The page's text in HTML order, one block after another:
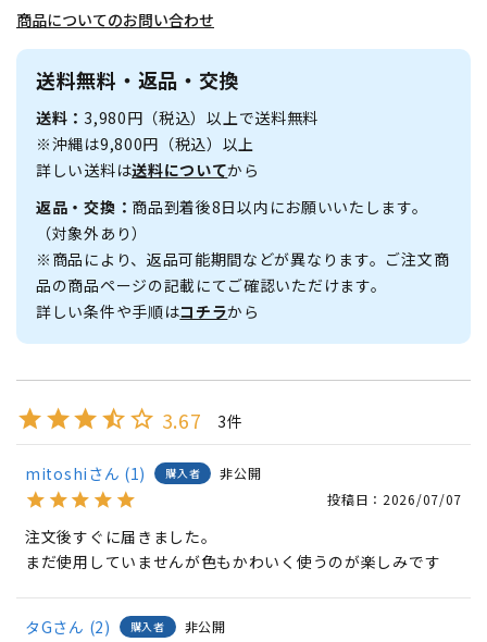
商品についてのお問い合わせ
送料無料・返品・交換
送料：3,980円（税込）以上で送料無料
※沖縄は9,800円（税込）以上
詳しい送料は送料についてから
返品・交換： 商品到着後8日以内にお願いいたします。
（対象外あり）
※商品により、返品可能期間などが異なります。ご注文商
品の商品ページの記載にてご確認いただけます。
詳しい条件や手順はコチラから
3.67 3
mitoshi 1 購入者
非公開
投稿日
2026/07/07
注文後すぐに届きました。
まだ使用していませんが色もかわいく使うのが楽しみです
タG 2 購入者
非公開